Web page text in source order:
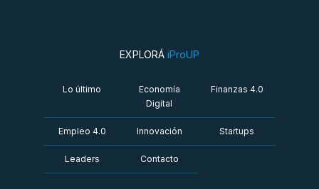
EXPLORÁ iProUP
Lo último
Economía
Digital
Finanzas 4.0
Empleo 4.0 Innovación Startups
Leaders Contacto